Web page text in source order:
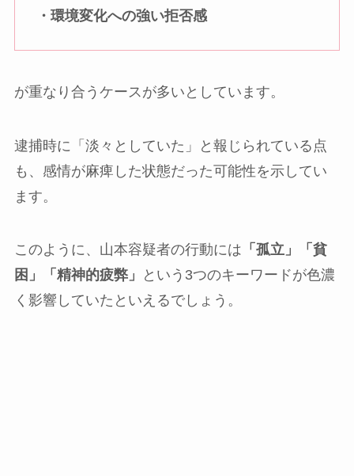
・環境変化への強い拒否感
が重なり合うケースが多いとしています。
逮捕時に「淡々としていた」と報じられている点
も、感情が麻痺した状態だった可能性を示してい
ます。
このように、山本容疑者の行動には 「孤立」「貧
困」「精神的疲弊」
という3つのキーワードが色濃
く影響していたといえるでしょう。